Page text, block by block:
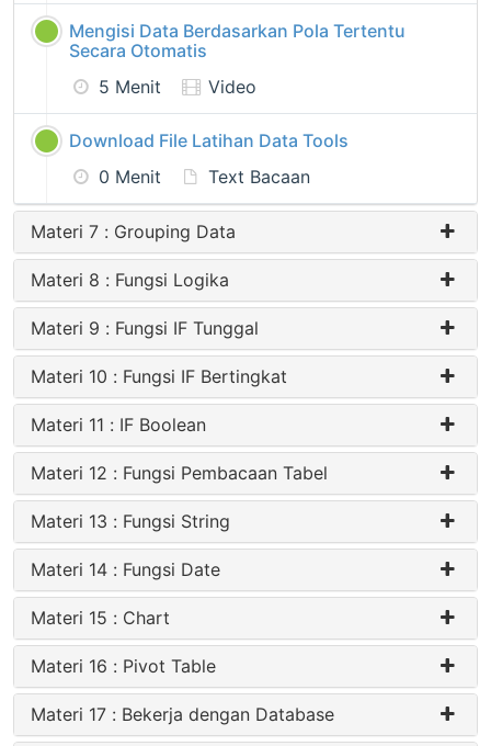
Mengisi Data Berdasarkan Pola Tertentu
Secara Otomatis
5 Menit
Video
Download File Latihan Data Tools
0 Menit
Text Bacaan
Materi 7 : Grouping Data
Materi 8 : Fungsi Logika
Materi 9 : Fungsi IF Tunggal
Materi 10 : Fungsi IF Bertingkat
Materi 11 : IF Boolean
Materi 12 : Fungsi Pembacaan Tabel
Materi 13 : Fungsi String
Materi 14 : Fungsi Date
Materi 15 : Chart
Materi 16 : Pivot Table
Materi 17 : Bekerja dengan Database